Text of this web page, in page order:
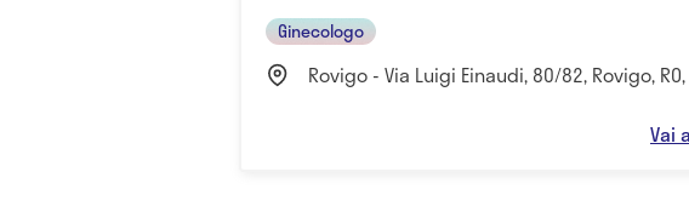
Ginecologo
Rovigo - Via Luigi Einaudi, 80/82, Rovigo,
Vai